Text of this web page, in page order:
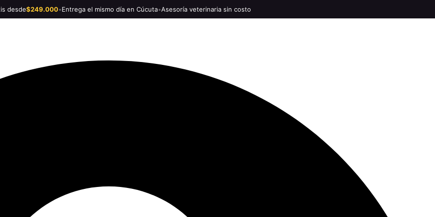
desde$249.000•Entrega el mismo día en Cúcuta•Asesoría veterinaria sin costo